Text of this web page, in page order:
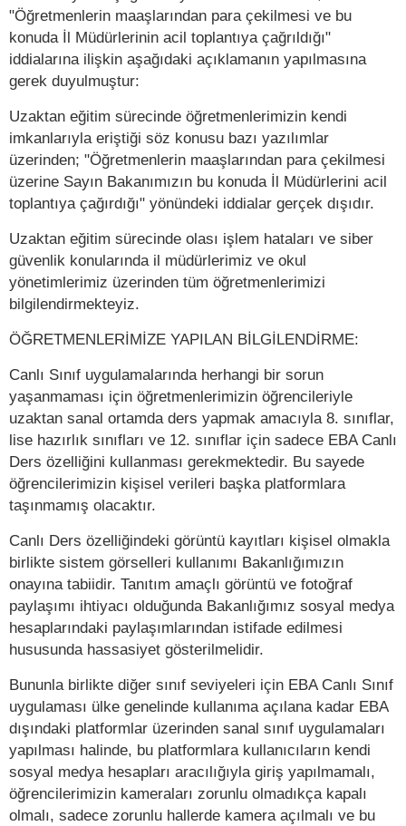
"Öğretmenlerin maaşlarından para çekilmesi ve bu
konuda İl Müdürlerinin acil toplantıya çağrıldığı"
iddialarına ilişkin aşağıdaki açıklamanın yapılmasına
gerek duyulmuştur:
Uzaktan eğitim sürecinde öğretmenlerimizin kendi
imkanlarıyla eriştiği söz konusu bazı yazılımlar
üzerinden; "Öğretmenlerin maaşlarından para çekilmesi
üzerine Sayın Bakanımızın bu konuda İl Müdürlerini acil
toplantıya çağırdığı" yönündeki iddialar gerçek dışıdır.
Uzaktan eğitim sürecinde olası işlem hataları ve siber
güvenlik konularında il müdürlerimiz ve okul
yönetimlerimiz üzerinden tüm öğretmenlerimizi
bilgilendirmekteyiz.
ÖĞRETMENLERİMİZE YAPILAN BİLGİLENDİRME:
Canlı Sınıf uygulamalarında herhangi bir sorun
yaşanmaması için öğretmenlerimizin öğrencileriyle
uzaktan sanal ortamda ders yapmak amacıyla 8. sınıflar,
lise hazırlık sınıfları ve 12. sınıflar için sadece EBA Canlı
Ders özelliğini kullanması gerekmektedir. Bu sayede
öğrencilerimizin kişisel verileri başka platformlara
taşınmamış olacaktır.
Canlı Ders özelliğindeki görüntü kayıtları kişisel olmakla
birlikte sistem görselleri kullanımı Bakanlığımızın
onayına tabiidir. Tanıtım amaçlı görüntü ve fotoğraf
paylaşımı ihtiyacı olduğunda Bakanlığımız sosyal medya
hesaplarındaki paylaşımlarından istifade edilmesi
hususunda hassasiyet gösterilmelidir.
Bununla birlikte diğer sınıf seviyeleri için EBA Canlı Sınıf
uygulaması ülke genelinde kullanıma açılana kadar EBA
dışındaki platformlar üzerinden sanal sınıf uygulamaları
yapılması halinde, bu platformlara kullanıcıların kendi
sosyal medya hesapları aracılığıyla giriş yapılmamalı,
öğrencilerimizin kameraları zorunlu olmadıkça kapalı
olmalı, sadece zorunlu hallerde kamera açılmalı ve bu